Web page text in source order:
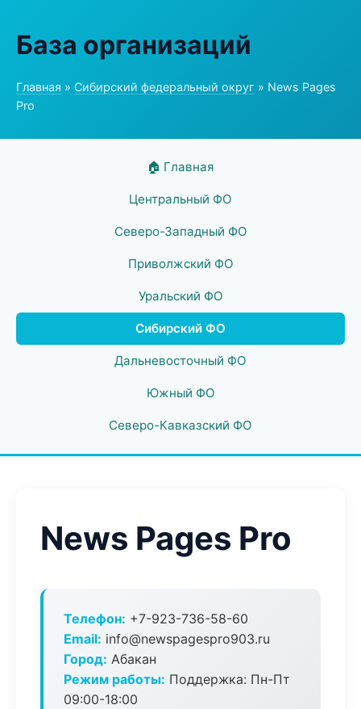
База организаций
Главная » Сибирский федеральный округ » News Pages
Pro
🏠 Главная
Центральный ФО
Северо-Западный ФО
Приволжский ФО
Уральский ФО
Сибирский ФО
Дальневосточный ФО
Южный ФО
Северо-Кавказский ФО
News Pages Pro
Телефон: +7-923-736-58-60
Email: info@newspagespro903.ru
Город: Абакан
Режим работы: Поддержка: Пн-Пт
09:00-18:00